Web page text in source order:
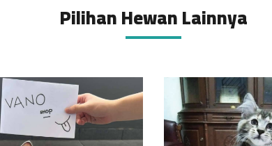
Pilihan Hewan Lainnya